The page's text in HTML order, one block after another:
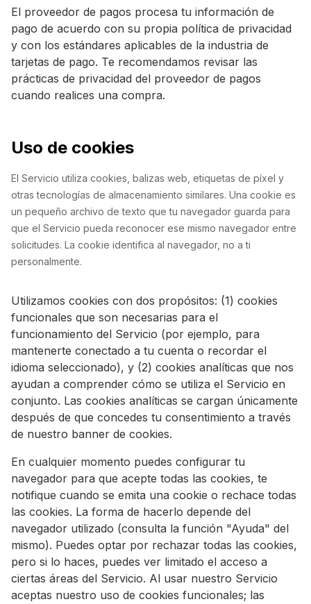
El proveedor de pagos procesa tu información de
pago de acuerdo con su propia política de privacidad
y con los estándares aplicables de la industria de
tarjetas de pago. Te recomendamos revisar las
prácticas de privacidad del proveedor de pagos
cuando realices una compra.
Uso de cookies
El Servicio utiliza cookies, balizas web, etiquetas de píxel y
otras tecnologías de almacenamiento similares. Una cookie es
un pequeño archivo de texto que tu navegador guarda para
que el Servicio pueda reconocer ese mismo navegador entre
solicitudes. La cookie identifica al navegador, no a ti
personalmente.
Utilizamos cookies con dos propósitos: (1) cookies
funcionales que son necesarias para el
funcionamiento del Servicio (por ejemplo, para
mantenerte conectado a tu cuenta o recordar el
idioma seleccionado), y (2) cookies analíticas que nos
ayudan a comprender cómo se utiliza el Servicio en
conjunto. Las cookies analíticas se cargan únicamente
después de que concedes tu consentimiento a través
de nuestro banner de cookies.
En cualquier momento puedes configurar tu
navegador para que acepte todas las cookies, te
notifique cuando se emita una cookie o rechace todas
las cookies. La forma de hacerlo depende del
navegador utilizado (consulta la función "Ayuda" del
mismo). Puedes optar por rechazar todas las cookies,
pero si lo haces, puedes ver limitado el acceso a
ciertas áreas del Servicio. Al usar nuestro Servicio
aceptas nuestro uso de cookies funcionales; las